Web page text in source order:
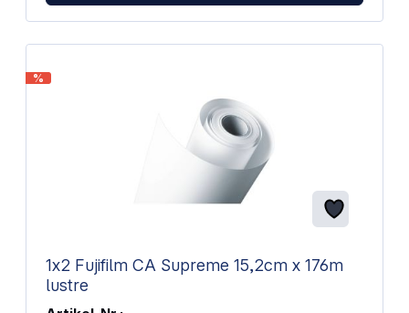
%
1x2 Fujifilm CA Supreme 15,2cm x 176m
lustre